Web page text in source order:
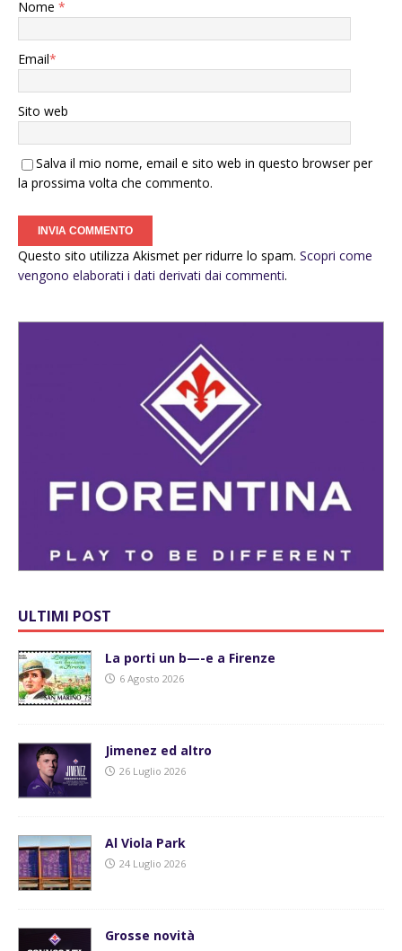
Nome *
Email*
Sito web
Salva il mio nome, email e sito web in questo browser per
la prossima volta che commento.
Questo sito utilizza Akismet per ridurre lo spam. Scopri come
vengono elaborati i dati derivati dai commenti.
ULTIMI POST
La porti un b—-e a Firenze
6 Agosto 2026
Jimenez ed altro
26 Luglio 2026
Al Viola Park
24 Luglio 2026
Grosse novità